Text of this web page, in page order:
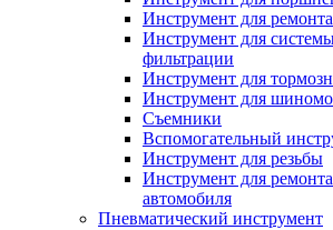
Инструмент для
Инструмент для
фильтрации
Инструмент для
Инструмент для
Съемники
Вспомогательный
Инструмент для резьбы
Инструмент для
автомобиля
Пневматический инструмент